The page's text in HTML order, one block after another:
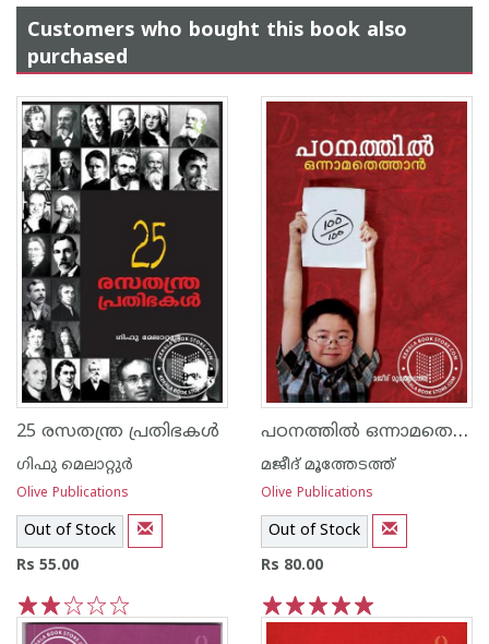
Customers who bought this book also
purchased
25 രസതന്ത്ര പ്രതിഭകള്‍
ഗിഫു മെലാറ്റുര്‍‌
Olive Publications
Out of Stock
Rs 55.00
5
4
3
2
1
പഠനത്തില്‍ ഒന്നാമതെത്താന്‍
മജീദ് മൂത്തേടത്ത്
Olive Publications
Out of Stock
Rs 80.00
5
4
3
2
1